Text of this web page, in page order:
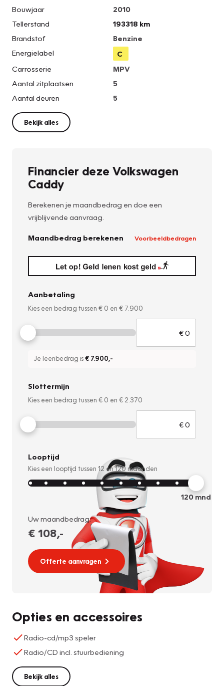
Bouwjaar
2010
Tellerstand
193318 km
Brandstof
Benzine
Energielabel
C
Carrosserie
MPV
Aantal zitplaatsen
5
Aantal deuren
5
Bekijk alles
Financier deze Volkswagen
Caddy
Berekenen je maandbedrag en doe een
vrijblijvende aanvraag.
Maandbedrag berekenen Voorbeeldbedragen
Aanbetaling
Kies een bedrag tussen € 0 en € 7.900
Je leenbedrag is€ 7.900,-
Slottermijn
Kies een bedrag tussen € 0 en € 2.370
Looptijd
Kies een looptijd tussen 12 en120 maanden
120mnd
Uw maandbedrag:
€ 108,-
Offerte aanvragen
Opties en accessoires
Radio-cd/mp3 speler
Radio/CD incl. stuurbediening
Bekijk alles